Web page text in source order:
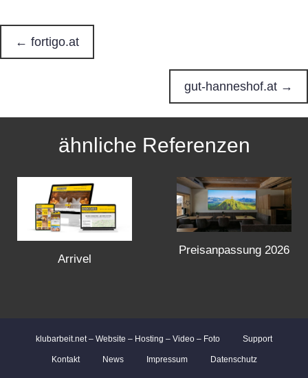
P
s
← fortigo.at
gut-hanneshof.at →
ähnliche Referenzen
Arrivel
Preisanpassung 2026
klubarbeit.net – Website – Hosting – Video – Foto Support
Kontakt News Impressum Datenschutz